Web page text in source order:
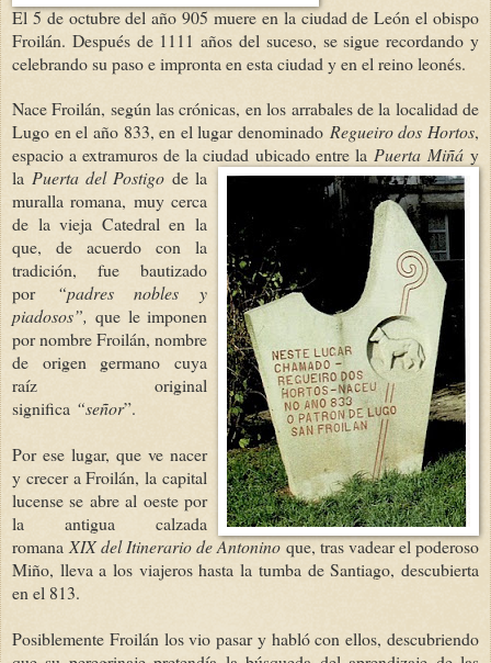
El 5 de octubre del año 905 muere en la ciudad de León el obispo
Froilán. Después de 1111 años del suceso, se sigue recordando y
celebrando su paso e impronta en esta ciudad y en el reino leonés.
Nace Froilán, según las crónicas, en los arrabales de la localidad de
Lugo en el año 833, en el lugar denominado Regueiro dos Hortos,
espacio a extramuros de la ciudad ubicado entre la Puerta Miñáy
la Puerta del Postigo de la
muralla romana, muy cerca
de la vieja Catedral en la
que, de acuerdo con la
tradición, fue bautizado
por
“padres nobles y
piadosos”, que le imponen
por nombre Froilán, nombre
de origen germano cuya
raíz original
significa “señor”.
Por ese lugar, que ve nacer
y crecer a Froilán, la capital
lucense se abre al oeste por
la antigua calzada
romana XIX del Itinerario de Antoninoque, tras vadear el poderoso
Miño, lleva a los viajeros hasta la tumba de Santiago, descubierta
en el 813.
Posiblemente Froilán los vio pasar y habló con ellos, descubriendo